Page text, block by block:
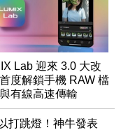
Lab 迎來 3.0 大改
度解鎖手機 RAW 檔
有線高速傳輸
打跳燈！神牛發表